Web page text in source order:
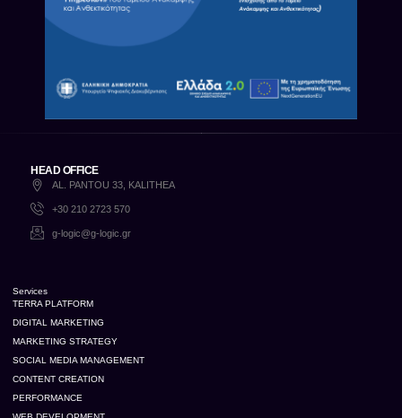
HEAD OFFICE
AL. PANTOU 33, KALITHEA
+30 210 2723 570
g-logic@g-logic.gr
Services
TERRA PLATFORM
DIGITAL MARKETING
MARKETING STRATEGY
SOCIAL MEDIA MANAGEMENT
CONTENT CREATION
PERFORMANCE